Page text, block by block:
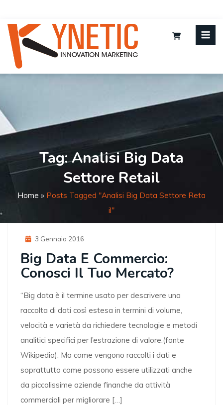
Tag:Analisi Big Data
Settore Retail
Home » Posts Tagged "analisi Big Data Settore Reta
Il"
Posted
3 Gennaio 2016
Big Data E Commercio:
Conosci Il Tuo Mercato?
“Big data è il termine usato per descrivere una
raccolta di dati così estesa in termini di volume,
velocità e varietà da richiedere tecnologie e metodi
analitici specifici per l’estrazione di valore.(fonte
Wikipedia). Ma come vengono raccolti i dati e
soprattutto come possono essere utilizzati anche
da piccolissime aziende finanche da attività
commerciali per migliorare […]